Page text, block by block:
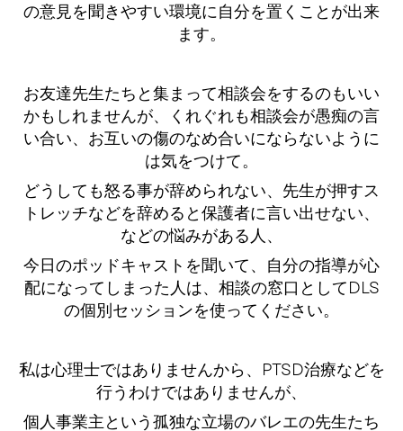
の意見を聞きやすい環境に自分を置くことが出来
ます。
お友達先生たちと集まって相談会をするのもいい
かもしれませんが、くれぐれも相談会が愚痴の言
い合い、お互いの傷のなめ合いにならないように
は気をつけて。
どうしても怒る事が辞められない、先生が押すス
トレッチなどを辞めると保護者に言い出せない、
などの悩みがある人、
今日のポッドキャストを聞いて、自分の指導が心
配になってしまった人は、相談の窓口としてDLS
の個別セッションを使ってください。
私は心理士ではありませんから、PTSD治療などを
行うわけではありませんが、
個人事業主という孤独な立場のバレエの先生たち